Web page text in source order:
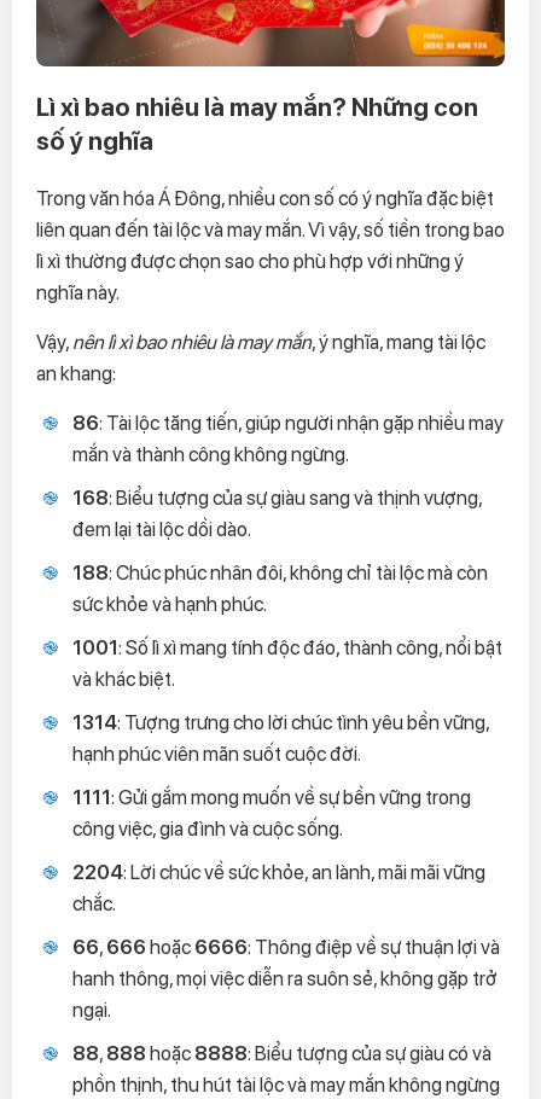
Lì xì bao nhiêu là may mắn? Những con
số ý nghĩa
Trong văn hóa Á Đông, nhiều con số có ý nghĩa đặc biệt
liên quan đến tài lộc và may mắn. Vì vậy, số tiền trong bao
lì xì thường được chọn sao cho phù hợp với những ý
nghĩa này.
Vậy, nên lì xì bao nhiêu là may mắn, ý nghĩa, mang tài lộc
an khang:
86: Tài lộc tăng tiến, giúp người nhận gặp nhiều may
mắn và thành công không ngừng.
168: Biểu tượng của sự giàu sang và thịnh vượng,
đem lại tài lộc dồi dào.
188: Chúc phúc nhân đôi, không chỉ tài lộc mà còn
sức khỏe và hạnh phúc.
1001: Số lì xì mang tính độc đáo, thành công, nổi bật
và khác biệt.
1314: Tượng trưng cho lời chúc tình yêu bền vững,
hạnh phúc viên mãn suốt cuộc đời.
1111: Gửi gắm mong muốn về sự bền vững trong
công việc, gia đình và cuộc sống.
2204: Lời chúc về sức khỏe, an lành, mãi mãi vững
chắc.
66, 666 hoặc 6666: Thông điệp về sự thuận lợi và
hanh thông, mọi việc diễn ra suôn sẻ, không gặp trở
ngại.
88, 888 hoặc 8888: Biểu tượng của sự giàu có và
phồn thịnh, thu hút tài lộc và may mắn không ngừng